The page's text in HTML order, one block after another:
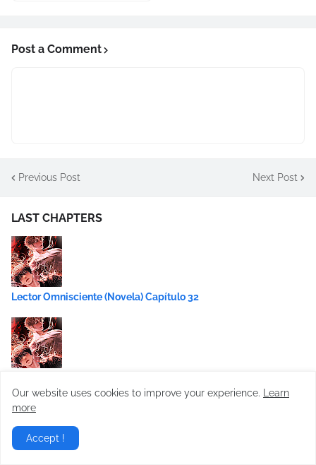
Post a Comment
Previous Post Next Post
LAST CHAPTERS
Lector Omnisciente (Novela) Capítulo 32
Our website uses cookies to improve your experience.
Learn
more
Accept !